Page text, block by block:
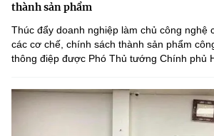
thành sản phẩm
Thúc đẩy doanh nghiệp làm chủ công nghệ
các cơ chế, chính sách thành sản phẩm
thông điệp được Phó Thủ tướng Chính phủ